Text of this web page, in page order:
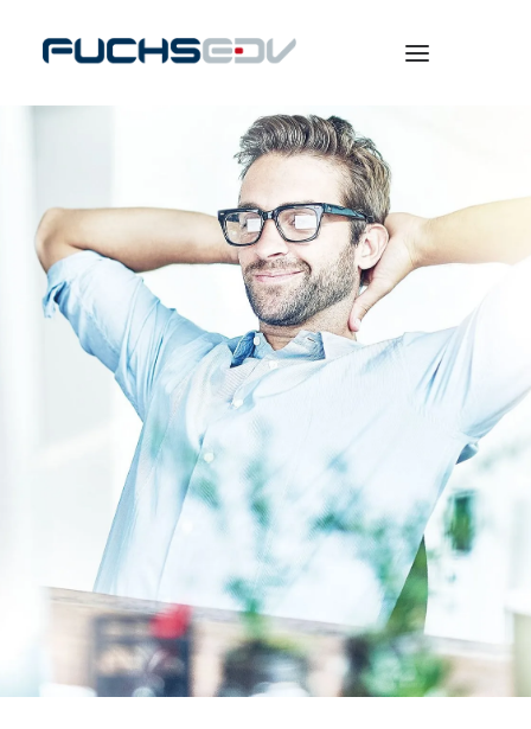
ONLINESHOP
BERATUNG
NEWS
UNTERNEHMEN
KARRIERE
SEARCH